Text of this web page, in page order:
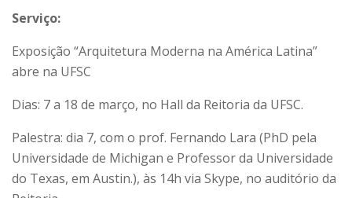
Serviço:
Exposição “Arquitetura Moderna na América Latina”
abre na UFSC
Dias: 7 a 18 de março, no Hall da Reitoria da UFSC.
Palestra: dia 7, com o prof. Fernando Lara (PhD pela
Universidade de Michigan e Professor da Universidade
do Texas, em Austin.), às 14h via Skype, no auditório da